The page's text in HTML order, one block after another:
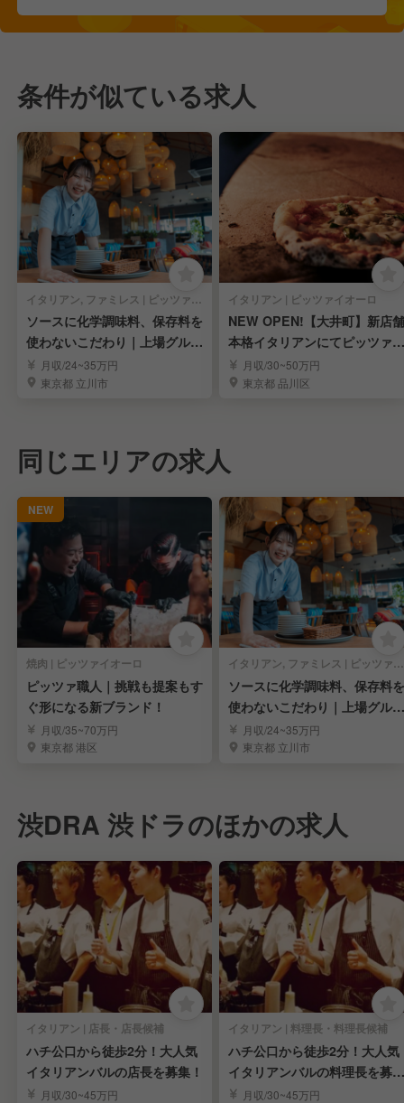
条件が似ている求人
イタリアン, ファミレス | ピッツァイオーロ
ソースに化学調味料、保存料を
使わないこだわり｜上場グルー
プで本格調理を実現
月収/24~35万円
東京都 立川市
イタリアン | ピッツァイオーロ
NEW OPEN!【大井町】新店舗
本格イタリアンにてピッツァ職
人を募集！
月収/30~50万円
東京都 品川区
同じエリアの求人
NEW
焼肉 | ピッツァイオーロ
ピッツァ職人｜挑戦も提案もす
ぐ形になる新ブランド！
月収/35~70万円
東京都 港区
イタリアン, ファミレス | ピッツァイオーロ
ソースに化学調味料、保存料を
使わないこだわり｜上場グルー
プで本格調理を実現
月収/24~35万円
東京都 立川市
渋DRA 渋ドラのほかの求人
イタリアン | 店長・店長候補
ハチ公口から徒歩2分！大人気
イタリアンバルの店長を募集！
月収/30~45万円
イタリアン | 料理長・料理長候補
ハチ公口から徒歩2分！大人気
イタリアンバルの料理長を募
集！月収/30~45万円